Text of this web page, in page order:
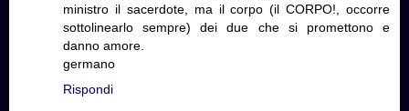
ministro il sacerdote, ma il corpo (il CORPO!, occorre
sottolinearlo sempre) dei due che si promettono e
danno amore.
germano
Rispondi